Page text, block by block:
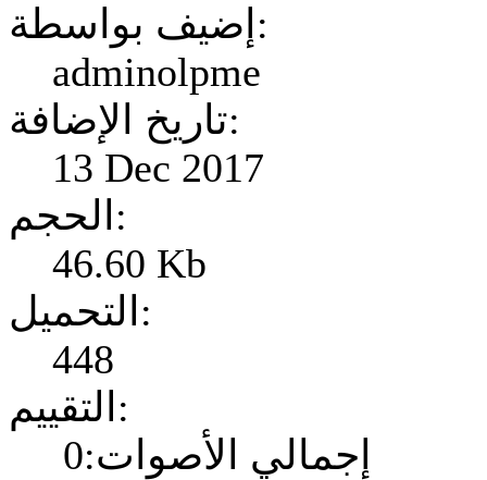
إضيف بواسطة:
adminolpme
تاريخ الإضافة:
13 Dec 2017
الحجم:
46.60 Kb
التحميل:
448
التقييم:
إجمالي الأصوات:0